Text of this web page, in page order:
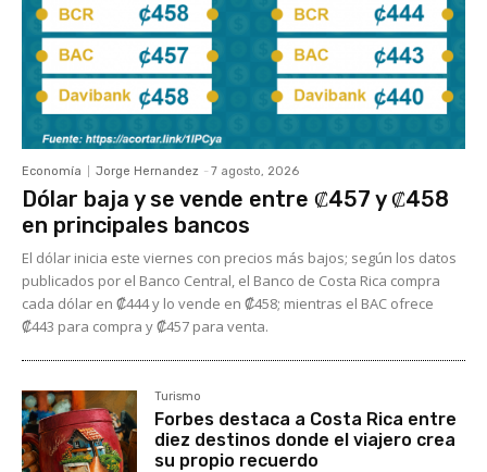
Economía Jorge Hernandez - 7 agosto, 2026
Dólar baja y se vende entre ₡457 y ₡458
en principales bancos
El dólar inicia este viernes con precios más bajos; según los datos
publicados por el Banco Central, el Banco de Costa Rica compra
cada dólar en ₡444 y lo vende en ₡458; mientras el BAC ofrece
₡443 para compra y ₡457 para venta.
Turismo
Forbes destaca a Costa Rica entre
diez destinos donde el viajero crea
su propio recuerdo